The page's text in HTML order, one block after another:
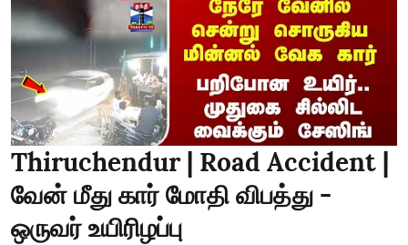
Thiruchendur | Road Accident |
வேன் மீது கார் மோதி விபத்து -
ஒருவர் உயிரிழப்பு